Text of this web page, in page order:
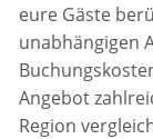
eure Gäste
unabhängigen
Angebot
Region